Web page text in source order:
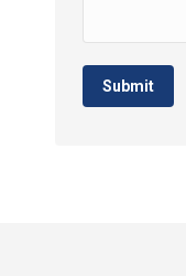
Submit